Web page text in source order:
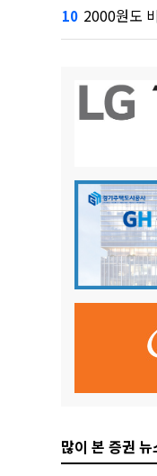
10 2000원도 비싸
많이 본 증권 뉴